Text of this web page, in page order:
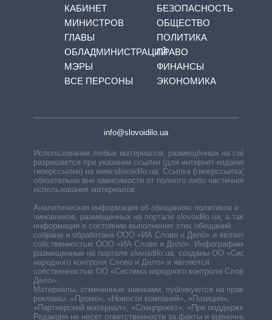
КАБИНЕТ
МИНИСТРОВ
ГЛАВЫ
ОБЛАДМИНИСТРАЦИЙ
МЭРЫ
ВСЕ ПЕРСОНЫ
БЕЗОПАСНОСТЬ
ОБЩЕСТВО
ПОЛИТИКА
ПРАВО
ФИНАНСЫ
ЭКОНОМИКА
info@slovoidilo.ua
Использование любых материалов, размещённых на сайте,
разрешается при указании ссылки (для интернет-изданий —
гиперссылки) на www.slovoidilo.ua. Ссылка (гиперссылка)
обязательна вне зависимости от полного либо частичного
использования материалов.
Аналитическая информация об обещаниях политиков и
чиновников, размещенных на портале slovoidilo.ua, а также
информация о состоянии выполнения этих обещаний,
собрана и обработана ООО «ИА Слово и Дело» и является
собственностью ООО «ИА Слово и Дело». Инфографики,
размещенные на портале slovoidilo.ua, созданы ОО «Система
народного контроля Слово и Дело» и являются
собственностью ОО «Система народного контроля Слово и
Дело».
Материалы, отмеченные значками, публикуются на правах
рекламы: «Промо», «Новости компаний», «Позиция»,
«Партнерский материал», «Спецпроект», «При поддержке».
Редакция не несет ответственности за факты и оценочные